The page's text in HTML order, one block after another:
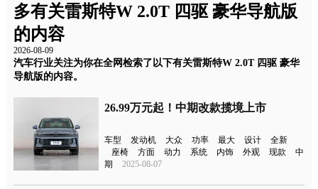
多有关雷斯特W 2.0T 四驱 豪华导航版
的内容
2026-08-09
汽车行业关注为你在全网检索了以下有关雷斯特W 2.0T 四驱 豪华
导航版的内容。
26.99万元起！中期改款揽境上市
车型 发动机 大众 功率 最大 设计
全新
座椅
方面 动力 系统 内饰 外观 现款
中
期
2025-08-07